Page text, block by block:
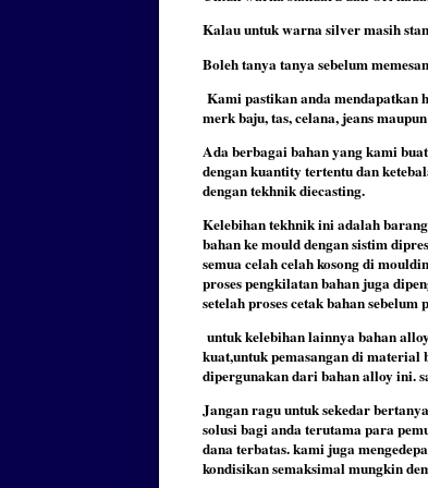
Kalau untuk warna silver masih
Boleh tanya tanya sebelum
Kami pastikan anda
merk baju, tas, celana, jeans
Ada berbagai bahan yang kami
dengan kuantity tertentu dan
dengan tekhnik diecasting.
Kelebihan tekhnik ini adalah
bahan ke mould dengan sistim
semua celah celah kosong di
proses pengkilatan bahan juga
setelah proses cetak bahan sebelum
untuk kelebihan lainnya bahan
kuat,untuk pemasangan di material
dipergunakan dari bahan alloy ini.
Jangan ragu untuk sekedar
solusi bagi anda terutama para
dana terbatas. kami juga
kondisikan semaksimal mungkin